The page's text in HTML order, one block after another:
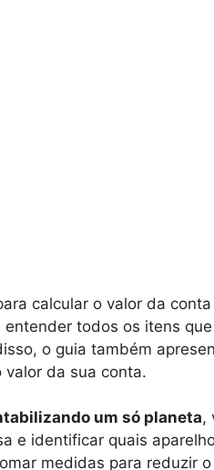
calcular o valor da
entender todos os itens
o guia também
valor da sua conta.
um só planeta,
e identificar quais
medidas para reduzir